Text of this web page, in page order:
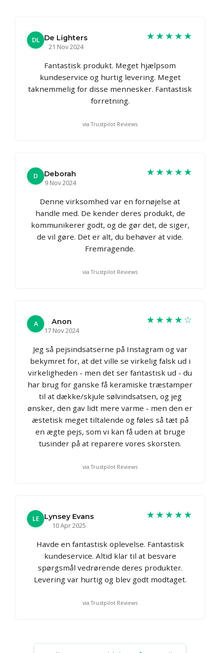
DL De Lighters
21 Nov 2024
★★★★★
Fantastisk produkt. Meget hjælpsom
kundeservice og hurtig levering. Meget
taknemmelig for disse mennesker. Fantastisk
forretning.
via Trustpilot Reviews
D
Deborah
9 Nov 2024
★★★★★
Denne virksomhed var en fornøjelse at
handle med. De kender deres produkt, de
kommunikerer godt, og de gør det, de siger,
de vil gøre. Det er alt, du behøver at vide.
Fremragende.
via Trustpilot Reviews
A
Anon
17 Nov 2024
★★★★☆
Jeg så pejsindsatserne på Instagram og var
bekymret for, at det ville se virkelig falsk ud i
virkeligheden - men det ser fantastisk ud - du
har brug for ganske få keramiske træstamper
til at dække/skjule sølvindsatsen, og jeg
ønsker, den gav lidt mere varme - men den er
æstetisk meget tiltalende og føles så tæt på
en ægte pejs, som vi kan få uden at bruge
tusinder på at reparere vores skorsten.
via Trustpilot Reviews
LE
Lynsey Evans
10 Apr 2025
★★★★★
Havde en fantastisk oplevelse. Fantastisk
kundeservice. Altid klar til at besvare
spørgsmål vedrørende deres produkter.
Levering var hurtig og blev godt modtaget.
via Trustpilot Reviews